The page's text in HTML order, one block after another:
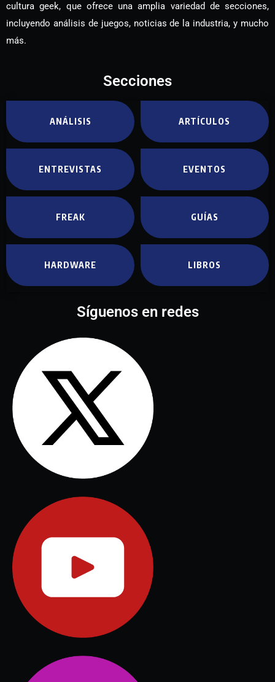
cultura geek, que ofrece una amplia variedad de secciones,
incluyendo análisis de juegos, noticias de la industria, y mucho
más.
Secciones
ANÁLISIS ARTÍCULOS
ENTREVISTAS EVENTOS
FREAK GUÍAS
HARDWARE LIBROS
Síguenos en redes